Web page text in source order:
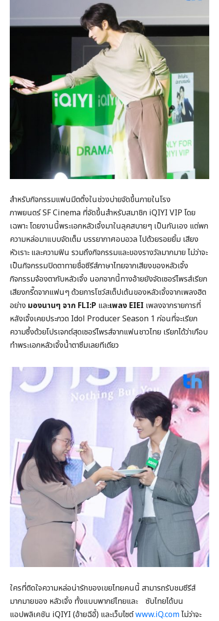
สำหรับกิจกรรมแฟนมีตติ้งในช่วงบ่ายจัดขึ้นภายในโรง
ภาพยนตร์ SF Cinema ที่จัดขึ้นสำหรับสมาชิก iQIYI VIP โดย
เฉพาะ โดยงานนี้พระเอกหลัวเจิ้งมาในลุคสบายๆ เป็นกันเอง แต่พก
ความหล่อมาแบบจัดเต็ม บรรยากาศอบอวล ไปด้วยรอยยิ้ม เสียง
หัวเราะ และความฟิน รวมถึงกิจกรรมและของรางวัลมากมาย ไม่ว่าจะ
เป็นกิจกรรมปิดตาทายชื่อซีรีส์ภาษาไทยจากเสียงของหลัวเจิ้ง
กิจกรรมจ้องตากับหลัวเจิ้ง นอกจากนี้ทางอ้ายยังจัดเซอร์ไพรส์เรียก
เสียงกรี๊ดจากแฟนๆ ด้วยการโชว์สเต็ปเต้นของหลัวเจิ้งจากเพลงฮิต
อย่าง มองนานๆ จาก FLI:P และเพลง EIEI เพลงจากรายการที่
หลังเจิ้งเคยประกวด Idol Producer Season 1 ก่อนที่จะเรียก
ความซึ้งด้วยโปรเจกต์สุดเซอร์ไพรส์จากแฟนชาวไทย เรียกได้ว่าเกือบ
ทำพระเอกหลัวเจิ้งน้ำตาซึมเลยทีเดียว
ใครที่ติดใจความหล่อน่ารักของเขยไทยคนนี้ สามารถรับชมซีรีส์
มากมายของ หลัวเจิ้ง ทั้งแบบพากย์ไทยและ ซับไทยได้บน
แอปพลิเคชัน iQIYI (อ้ายฉีอี้) และเว็บไซต์www.iQ.comไม่ว่าจะ